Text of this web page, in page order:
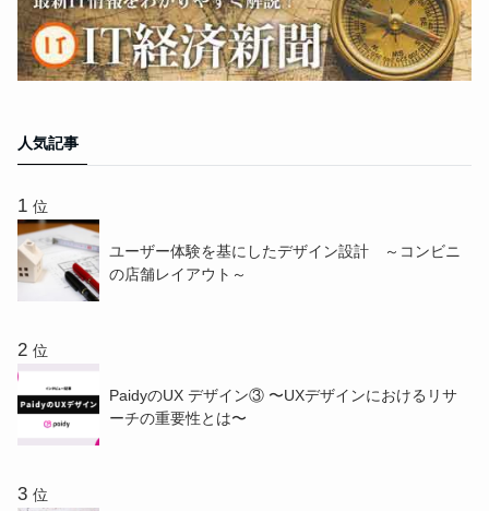
人気記事
位
ユーザー体験を基にしたデザイン設計 ～コンビニ
の店舗レイアウト～
位
PaidyのUX デザイン③ 〜UXデザインにおけるリサ
ーチの重要性とは〜
位